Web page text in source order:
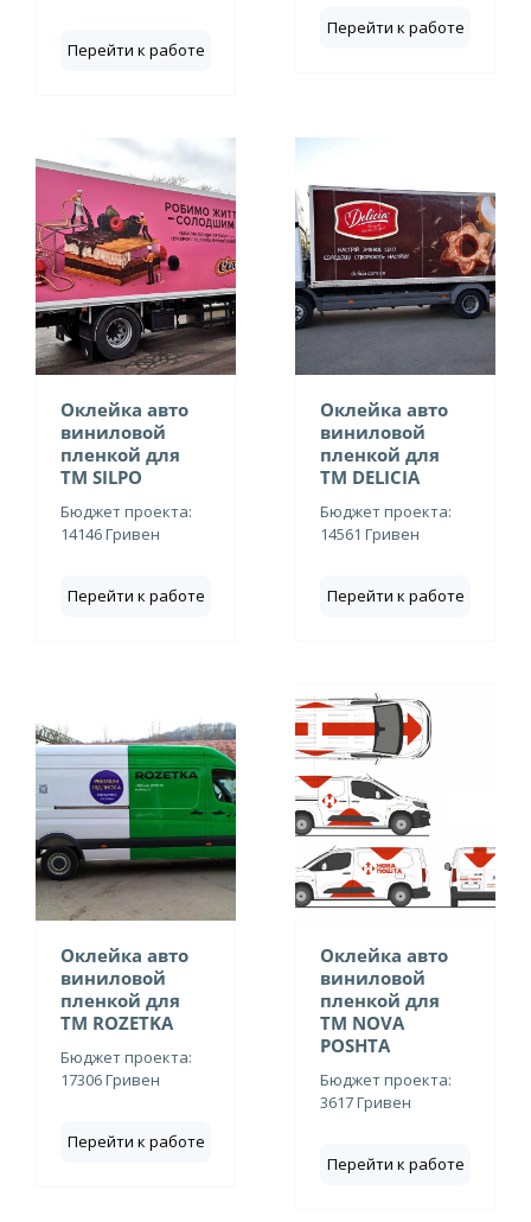
Перейти к работе
Перейти к работе
Оклейка авто
виниловой
пленкой для
ТМ SILPO
Бюджет проекта:
14146 Гривен
Перейти к работе
Оклейка авто
виниловой
пленкой для
ТМ DELICIA
Бюджет проекта:
14561 Гривен
Перейти к работе
Оклейка авто
виниловой
пленкой для
ТМ ROZETKA
Бюджет проекта:
17306 Гривен
Перейти к работе
Оклейка авто
виниловой
пленкой для
ТМ NOVA
POSHTA
Бюджет проекта:
3617 Гривен
Перейти к работе